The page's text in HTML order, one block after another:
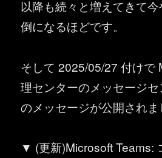
以降も続々と増えてきて
倒になるほどです。
そして 2025/05/27 付けで
理センターのメッセージ
のメッセージが公開されま
▼ (更新)Microsoft Teams: